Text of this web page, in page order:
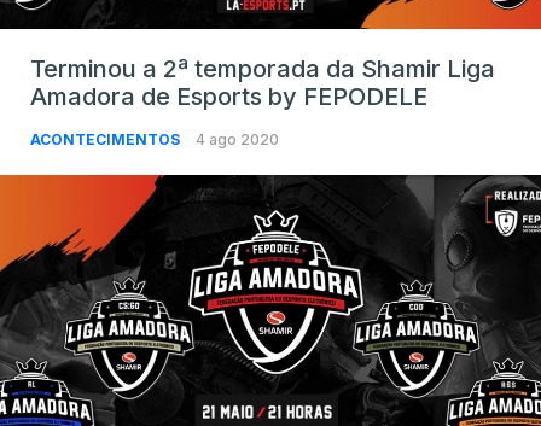
Terminou a 2ª temporada da Shamir Liga
Amadora de Esports by FEPODELE
ACONTECIMENTOS 4 ago 2020